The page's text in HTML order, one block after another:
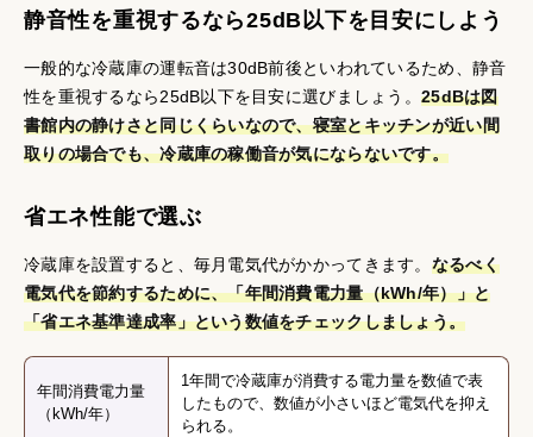
静音性を重視するなら25dB以下を目安にしよう
一般的な冷蔵庫の運転音は30dB前後といわれているため、静音
性を重視するなら25dB以下を目安に選びましょう。 25dBは図
書館内の静けさと同じくらいなので、寝室とキッチンが近い間
取りの場合でも、冷蔵庫の稼働音が気にならないです。
省エネ性能で選ぶ
冷蔵庫を設置すると、毎月電気代がかかってきます。 なるべく
電気代を節約するために、「年間消費電力量（kWh/年）」と
「省エネ基準達成率」という数値をチェックしましょう。
年間消費電力量
（kWh/年）
1年間で冷蔵庫が消費する電力量を数値で表
したもので、数値が小さいほど電気代を抑え
られる。